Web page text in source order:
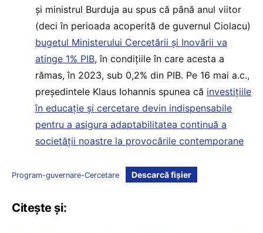
și ministrul Burduja au spus că până anul viitor
(deci în perioada acoperită de guvernul Ciolacu)
bugetul Ministerului Cercetării și Inovării va
atinge 1% PIB, în condițiile în care acesta a
rămas, în 2023, sub 0,2% din PIB. Pe 16 mai a.c.,
președintele Klaus Iohannis spunea că investiţiile
în educaţie şi cercetare devin indispensabile
pentru a asigura adaptabilitatea continuă a
societăţii noastre la provocările contemporane
Program-guvernare-Cercetare Descarcă fișier
Citește și: